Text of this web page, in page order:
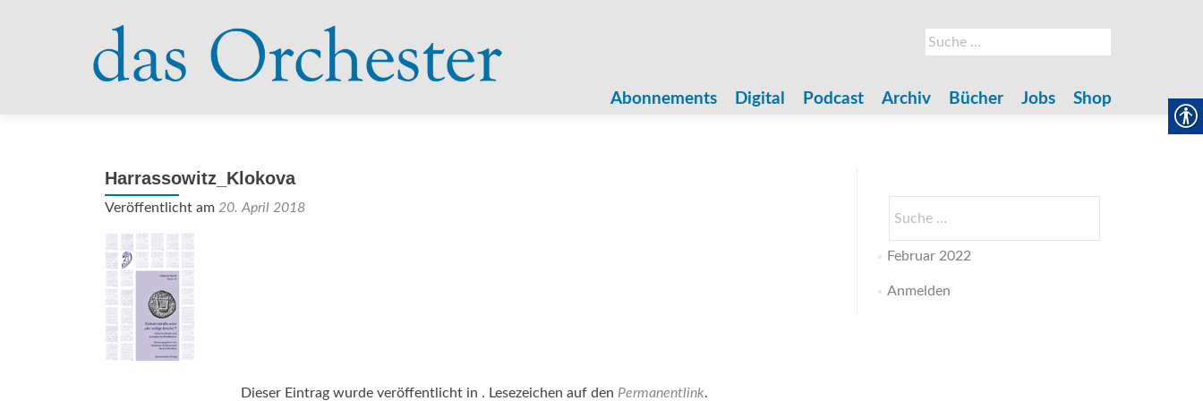
Suche
nach:
Abonnements Digital Podcast Archiv Bücher Jobs Shop
Harrassowitz_Klokova
Veröffentlicht am 20. April 2018
Dieser Eintrag wurde veröffentlicht in . Lesezeichen auf den Permanentlink.
nach:
Februar 2022
Anmelden